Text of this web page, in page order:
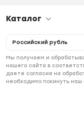
Каталог
Мы получаем и
нашего сайта в
даете согласия на
необходимо покинуть наш